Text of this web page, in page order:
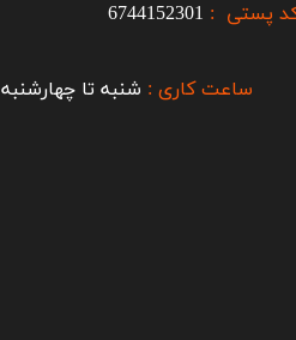
ساعت کاری : شنبه تا چهارشنبه 8 صبح تا 5 عصر
پستی : 6744152301